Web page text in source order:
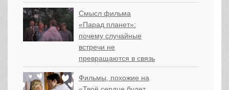
Смысл фильма
«Парад планет»:
почему случайные
встречи не
превращаются в связь
Фильмы, похожие на